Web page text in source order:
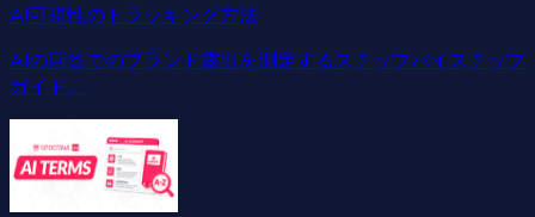
AI可視性のトラッキング方法
AIの回答でのブランド露出を測定するステップバイステップ
ガイド。